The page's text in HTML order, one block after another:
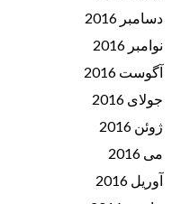
دسامبر 2016
نوامبر 2016
آگوست 2016
جولای 2016
ژوئن 2016
می 2016
آوریل 2016